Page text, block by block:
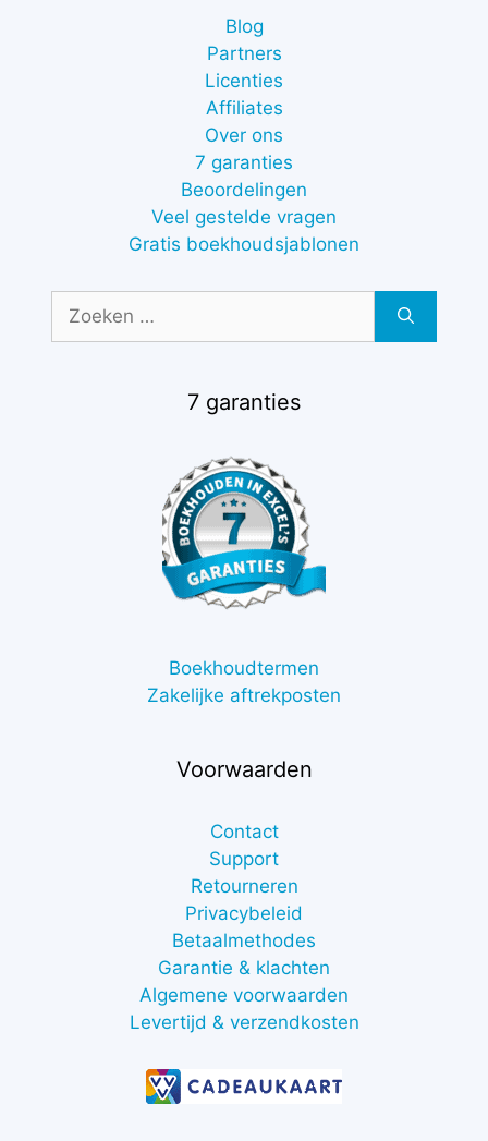
Blog
Partners
Licenties
Affiliates
Over ons
7 garanties
Beoordelingen
Veel gestelde vragen
Gratis boekhoudsjablonen
naar:
7 garanties
Boekhoudtermen
Zakelijke aftrekposten
Voorwaarden
Contact
Support
Retourneren
Privacybeleid
Betaalmethodes
Garantie & klachten
Algemene voorwaarden
Levertijd & verzendkosten